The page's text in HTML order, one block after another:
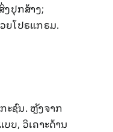
ງປຸກສ້າງ;
ຍ​​ໂປຣ​ແກ​ຣມ.
ະຊົນ. ຫຼັງຈາກ
ບ, ວິເຄາະດ້ານ